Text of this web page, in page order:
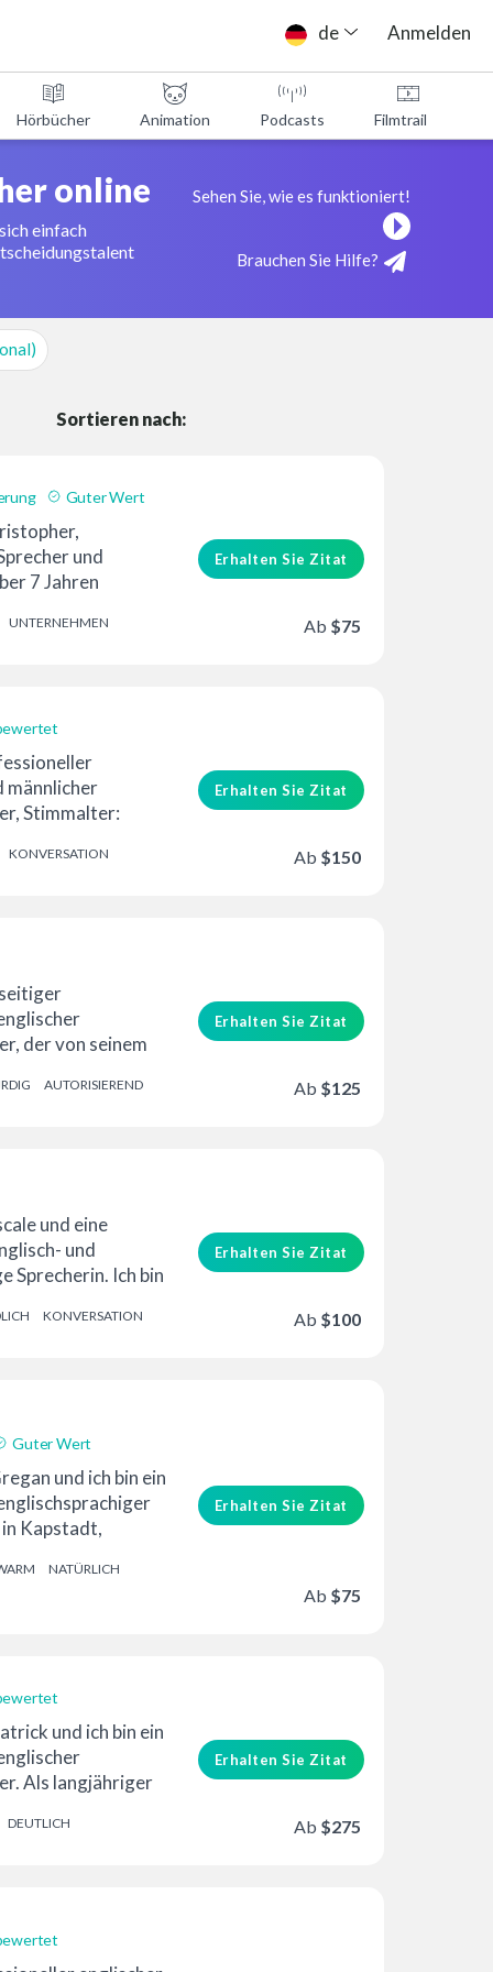
de Anmelden
Hörbücher Animation Podcasts Filmtrailer
online
einfach
Sehen Sie, wie es funktioniert!
Brauchen Sie Hilfe?
Sortieren nach:
Guter Wert
und
7 Jahren
UNTERNEHMEN
Erhalten Sie Zitat
Ab $75
männlicher
Stimmalter:
in …
KONVERSATION
Erhalten Sie Zitat
Ab $150
der von seinem
…
AUTORISIEREND
Erhalten Sie Zitat
Ab $125
und eine
und
Sprecherin. Ich bin
KONVERSATION
Erhalten Sie Zitat
Ab $100
Guter Wert
und ich bin ein
in Kapstadt,
NATÜRLICH
Erhalten Sie Zitat
Ab $75
und ich bin ein
Als langjähriger
und ...
DEUTLICH
Erhalten Sie Zitat
Ab $275